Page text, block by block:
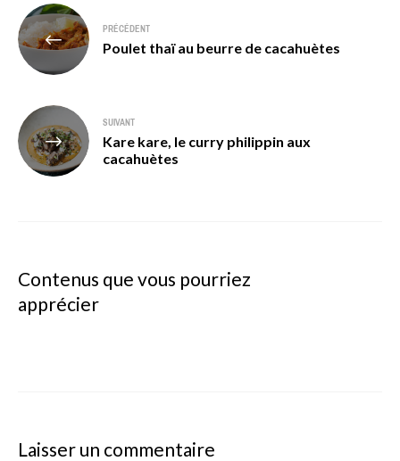
Navigation
de
l’article
PRÉCÉDENT
Poulet thaï au beurre de cacahuètes
SUIVANT
Kare kare, le curry philippin aux
cacahuètes
Contenus que vous pourriez
apprécier
Laisser un commentaire